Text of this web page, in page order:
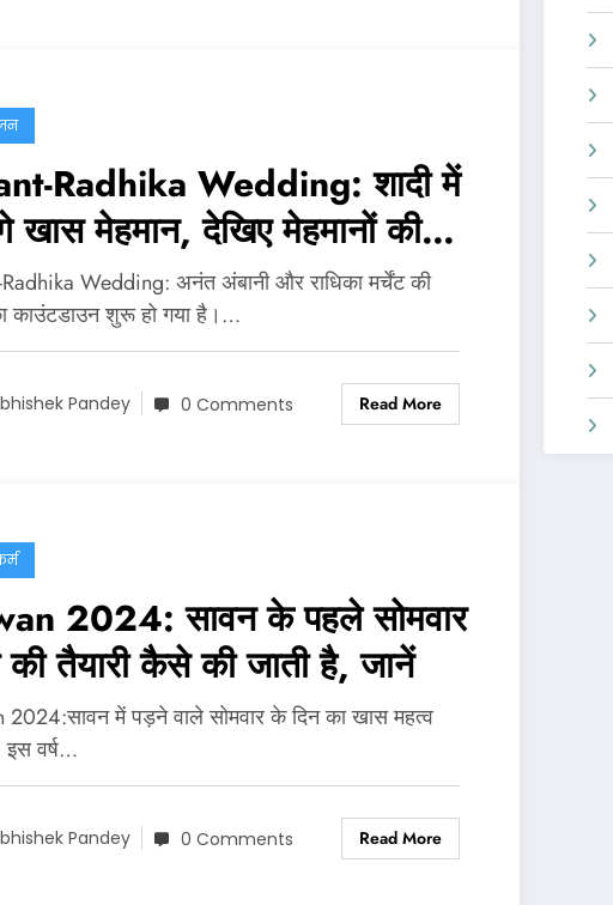
Radhika Wedding: शादी में
मेहमान, देखिए मेहमानों की
Wedding: अनंत अंबानी और राधिका मर्चेंट की
काउंटडाउन शुरू हो गया है।…
Pandey 0 Comments Read More
2024: सावन के पहले सोमवार
तैयारी कैसे की जाती है, जानें
2024:सावन में पड़ने वाले सोमवार के दिन का खास महत्व
इस वर्ष…
Pandey 0 Comments Read More